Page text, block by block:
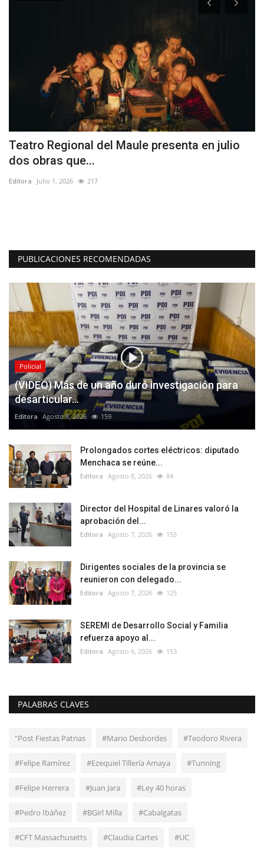
Teatro Regional del Maule presenta en julio
dos obras que...
Editora Julio 1, 2026 217
PUBLICACIONES RECOMENDADAS
Policial
(VIDEO) Más de un año duró investigación para
desarticular...
Editora Agosto 8, 2026 159
Prolongados cortes eléctricos: diputado
Menchaca se reúne...
Editora Agosto 8, 2026 84
Director del Hospital de Linares valoró la
aprobación del...
Editora Agosto 7, 2026 155
Dirigentes sociales de la provincia se
reunieron con delegado...
Editora Agosto 7, 2026 125
SEREMI de Desarrollo Social y Familia
refuerza apoyo al...
Editora Agosto 6, 2026 153
PALABRAS CLAVES
"Post Fiestas Patrias #Mario Desbordes #Teodoro Rivera
#Felipe Ramírez #Ezequiel Tillería Amaya #Tunning
#Felipe Herrera #Juan Jara #Ley 40 horas
#Pedro Ibáñez #BGirl Milla #Cabalgatas
#CFT Massachusetts #Claudia Cartes #UC